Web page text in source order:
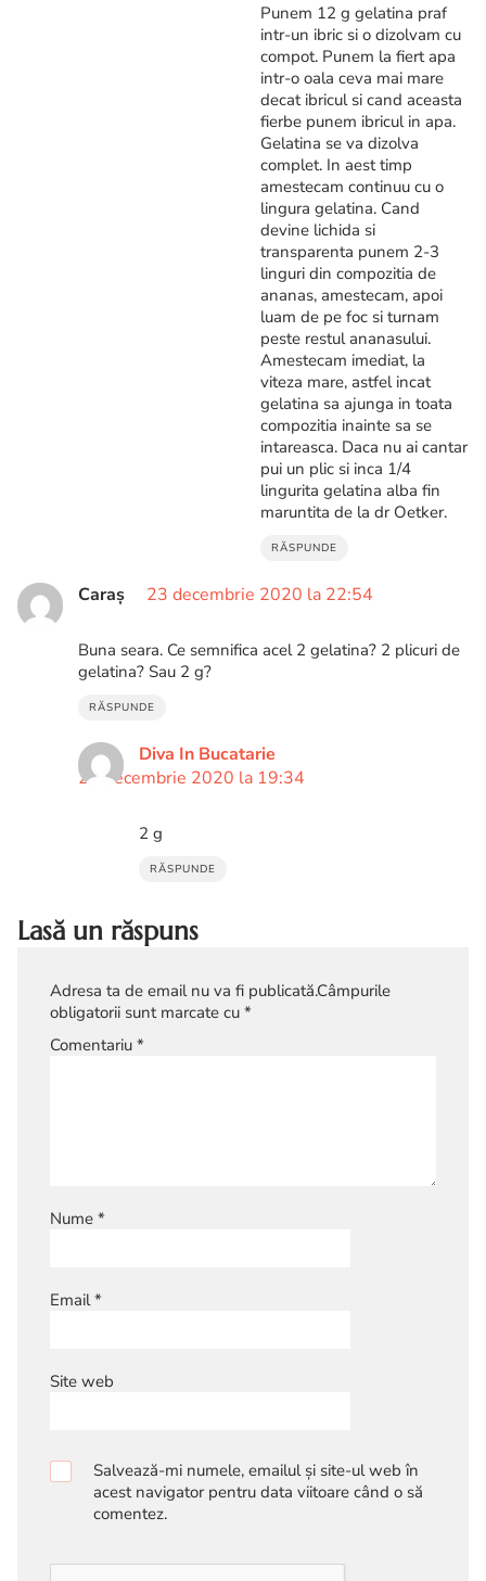
Punem 12 g gelatina praf
intr-un ibric si o dizolvam cu
compot. Punem la fiert apa
intr-o oala ceva mai mare
decat ibricul si cand aceasta
fierbe punem ibricul in apa.
Gelatina se va dizolva
complet. In aest timp
amestecam continuu cu o
lingura gelatina. Cand
devine lichida si
transparenta punem 2-3
linguri din compozitia de
ananas, amestecam, apoi
luam de pe foc si turnam
peste restul ananasului.
Amestecam imediat, la
viteza mare, astfel incat
gelatina sa ajunga in toata
compozitia inainte sa se
intareasca. Daca nu ai cantar
pui un plic si inca 1/4
lingurita gelatina alba fin
maruntita de la dr Oetker.
RĂSPUNDE
Caraș 23 decembrie 2020 la 22:54
Buna seara. Ce semnifica acel 2 gelatina? 2 plicuri de
gelatina? Sau 2 g?
RĂSPUNDE
Diva In Bucatarie
24 decembrie 2020 la 19:34
2 g
RĂSPUNDE
Lasă un răspuns
Adresa ta de email nu va fi publicată.Câmpurile
obligatorii sunt marcate cu *
Comentariu *
Nume *
Email*
Site web
Salvează-mi numele, emailul și site-ul web în
acest navigator pentru data viitoare când o să
comentez.